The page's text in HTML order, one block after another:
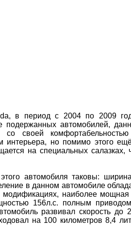
в период с 2004 по 2009
подержанных автомобилей,
со своей
интерьера, но помимо этого
на специальных салазках,
автомобиля таковы:
в данном автомобиле
наиболее мощная
156л.с. полным
развивал скорость до
на 100 километров 8,4